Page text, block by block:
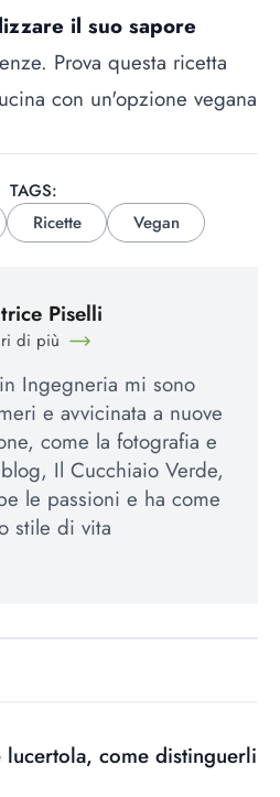
il suo sapore
Prova questa ricetta
con un'opzione vegana
TAGS:
Ricette Vegan
Piselli
di più
Ingegneria mi sono
e avvicinata a nuove
come la fotografia e
Il Cucchiaio Verde,
le passioni e ha come
stile di vita
come distinguerli